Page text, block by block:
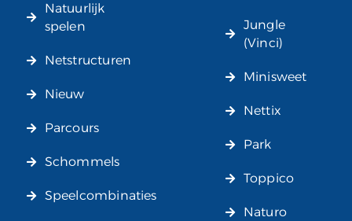
Natuurlijk
spelen
Netstructuren
Nieuw
Parcours
Schommels
Speelcombinaties
Jungle
(Vinci)
Minisweet
Nettix
Park
Toppico
Naturo